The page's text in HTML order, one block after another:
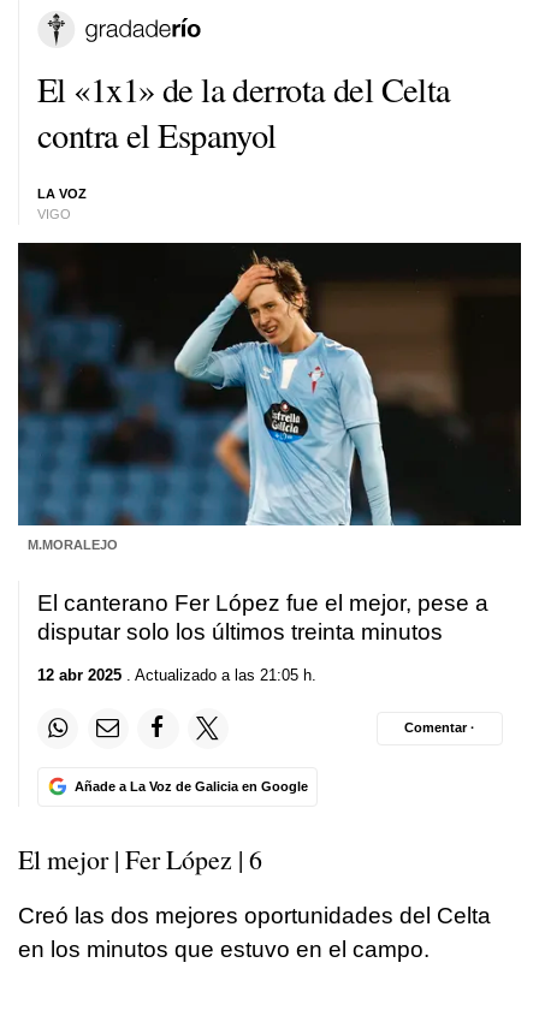
El «1x1» de la derrota del Celta
contra el Espanyol
LA VOZ
VIGO
M.MORALEJO
El canterano Fer López fue el mejor, pese a
disputar solo los últimos treinta minutos
12 abr 2025 . Actualizado a las 21:05 h.
Añade a La Voz de Galicia en Google
Comentar ·
El mejor | Fer López | 6
Creó las dos mejores oportunidades del Celta
en los minutos que estuvo en el campo.